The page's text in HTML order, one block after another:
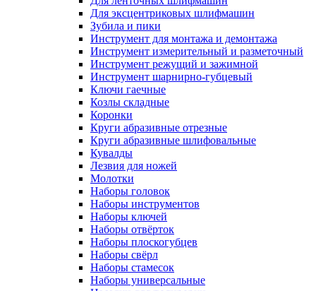
Для эксцентриковых шлифмашин
Зубила и пики
Инструмент для монтажа и демонтажа
Инструмент измерительный и разметочный
Инструмент режущий и зажимной
Инструмент шарнирно-губцевый
Ключи гаечные
Козлы складные
Коронки
Круги абразивные отрезные
Круги абразивные шлифовальные
Кувалды
Лезвия для ножей
Молотки
Наборы головок
Наборы инструментов
Наборы ключей
Наборы отвёрток
Наборы плоскогубцев
Наборы свёрл
Наборы стамесок
Наборы универсальные